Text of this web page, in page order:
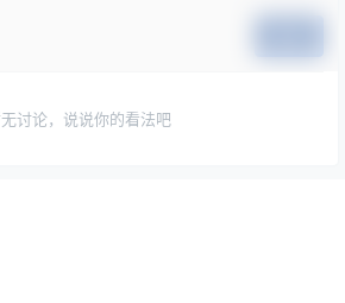
讨论，说说你的看法吧